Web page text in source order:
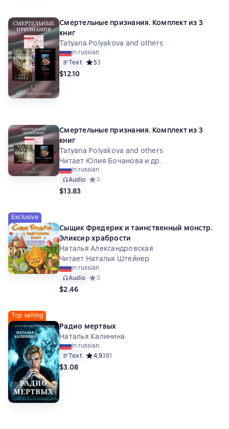
Смертельные признания. Комплект из 3
книг
Tatyana Polyakova and others
in russian
Text Средний рейтинг 5 на основе 3 оценок
53
$12.10
Смертельные признания. Комплект из 3
книг
Tatyana Polyakova and others
Читает Юлия Бочанова и др.
in russian
Audio Средний рейтинг 0 на основе 0 оценок
0
$13.83
Exclusive
Сыщик Фредерик и таинственный монстр.
Эликсир храбрости
Наталья Александровская
Читает Наталья Штейнер
in russian
Audio Средний рейтинг 0 на основе 0 оценок
0
$2.46
Top selling
Радио мертвых
Наталья Калинина
in russian
Text Средний рейтинг 4,9 на основе 381 оценок
4,9381
$3.08